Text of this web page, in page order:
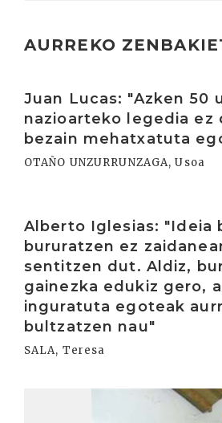
AURREKO
Juan Lucas: "Azken 50
nazioarteko legedia ez
bezain mehatxatuta
OTAÑO UNZURRUNZAGA, Usoa
Alberto Iglesias: "Ideia
bururatzen ez
sentitzen dut. Aldiz,
gainezka edukiz gero,
inguratuta egoteak
bultzatzen nau"
SALA, Teresa